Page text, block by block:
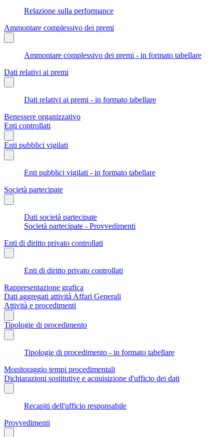
Relazione sulla performance
Ammontare complessivo dei premi
Ammontare complessivo dei premi - in formato tabellare
Dati relativi ai premi
Dati relativi ai premi - in formato tabellare
Benessere organizzativo
Enti controllati
Enti pubblici vigilati
Enti pubblici vigilati - in formato tabellare
Società partecipate
Dati società partecipate
Società partecipate - Provvedimenti
Enti di diritto privato controllati
Enti di diritto privato controllati
Rappresentazione grafica
Dati aggregati attività Affari Generali
Attività e procedimenti
Tipologie di procedimento
Tipologie di procedimento - in formato tabellare
Monitoraggio tempi procedimentali
Dichiarazioni sostitutive e acquisizione d'ufficio dei dati
Recapiti dell'ufficio responsabile
Provvedimenti